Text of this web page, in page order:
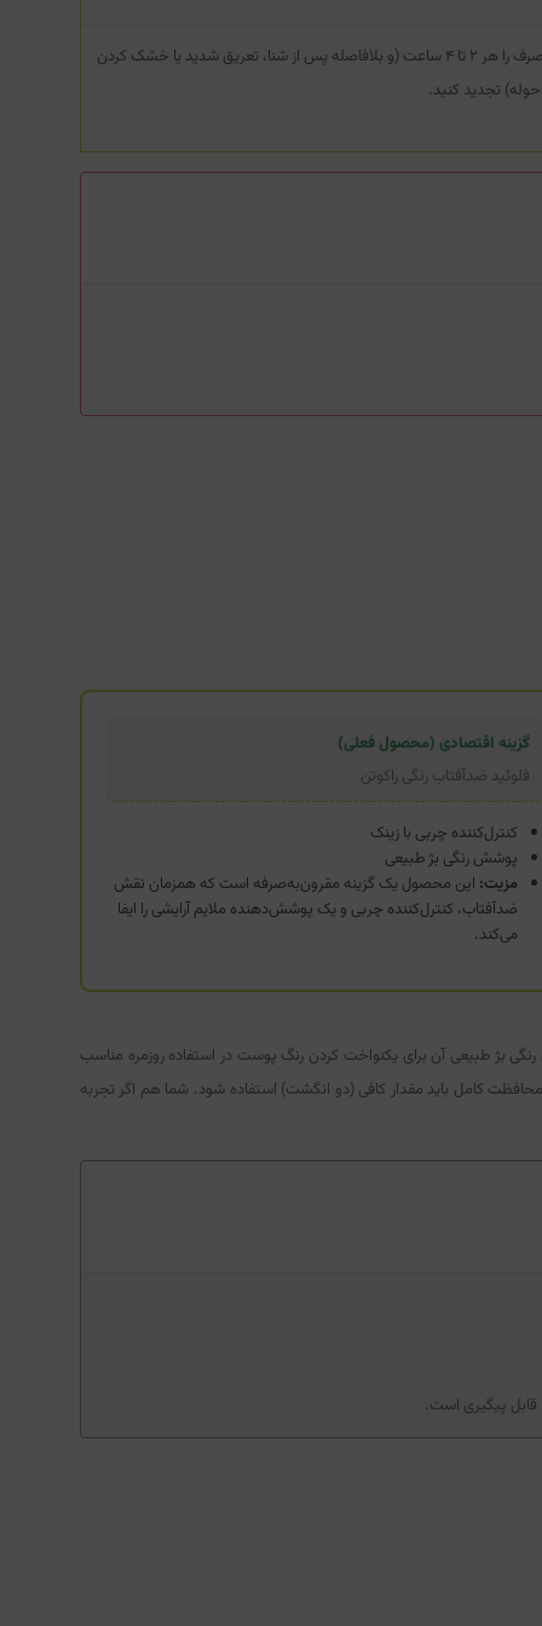
مصرف را هر ۲ تا ۴ ساعت (و بلافاصله پس از شنا، تعریق شدید یا خشک کردن
حوله) تجدید کنید.
گزینه اقتصادی (محصول فعلی)
فلوئید ضدآفتاب رنگی راکوتن
کنترل‌کننده چربی با زینک
پوشش رنگی بژ طبیعی
مزیت: این محصول یک گزینه مقرون‌به‌صرفه است که همزمان نقش
ضدآفتاب، کنترل‌کننده چربی و یک پوشش‌دهنده ملایم آرایشی را ایفا
می‌کند.
بژ طبیعی آن برای یکنواخت کردن رنگ پوست در استفاده روزمره مناسب
محافظت کامل باید مقدار کافی (دو انگشت) استفاده شود. شما هم اگر تجربه
قابل پیگیری است.